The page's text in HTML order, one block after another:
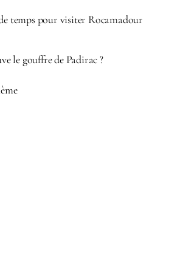
temps pour visiter Rocamadour
le gouffre de Padirac ?